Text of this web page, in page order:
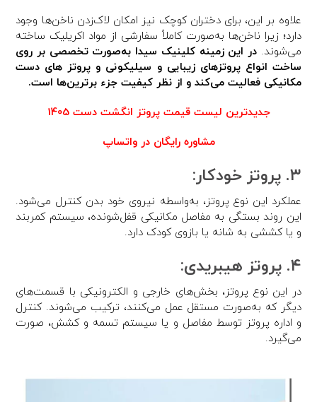
علاوه بر این، برای دختران کوچک نیز امکان لاک‌زدن ناخن‌ها وجود
دارد؛ زیرا ناخن‌ها به‌صورت کاملاً سفارشی از مواد اکریلیک ساخته
می‌شوند. در این زمینه کلینیک سیدا به‌صورت تخصصی بر روی
ساخت انواع پروتزهای زیبایی و سیلیکونی و پروتز های دست
مکانیکی فعالیت می‌کند و از نظر کیفیت جزء برترین‌ها است.
جدیدترین لیست قیمت پروتز انگشت دست 1405
مشاوره رایگان در واتساپ
۳. پروتز خودکار:
عملکرد این نوع پروتز، به‌واسطه نیروی خود بدن کنترل می‌شود.
این روند بستگی به مفاصل مکانیکی قفل‌شونده، سیستم کمربند
و یا کششی به شانه یا بازوی کودک دارد.
۴. پروتز هیبریدی:
در این نوع پروتز، بخش‌های خارجی و الکترونیکی با قسمت‌های
دیگر که به‌صورت مستقل عمل می‌کنند، ترکیب می‌شوند. کنترل
و اداره پروتز توسط مفاصل و یا سیستم تسمه و کشش، صورت
می‌گیرد.